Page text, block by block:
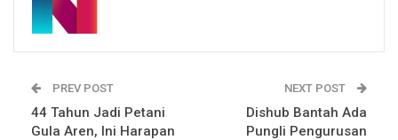
PREV POST
44 Tahun Jadi Petani
Gula Aren, Ini Harapan
NEXT POST
Dishub Bantah Ada
Pungli Pengurusan